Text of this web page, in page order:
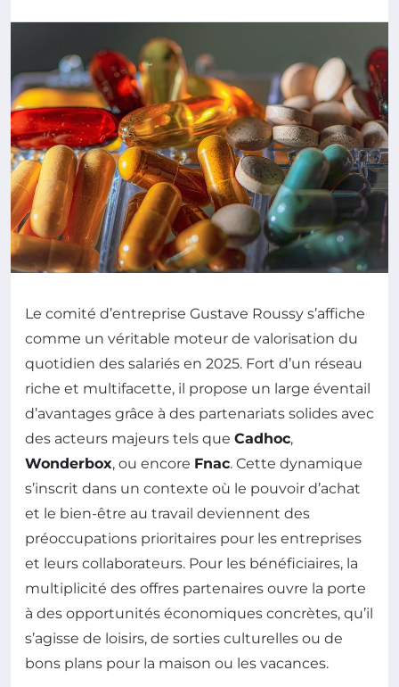
Le comité d’entreprise Gustave Roussy s’affiche
comme un véritable moteur de valorisation du
quotidien des salariés en 2025. Fort d’un réseau
riche et multifacette, il propose un large éventail
d’avantages grâce à des partenariats solides avec
des acteurs majeurs tels que Cadhoc,
Wonderbox, ou encore Fnac. Cette dynamique
s’inscrit dans un contexte où le pouvoir d’achat
et le bien-être au travail deviennent des
préoccupations prioritaires pour les entreprises
et leurs collaborateurs. Pour les bénéficiaires, la
multiplicité des offres partenaires ouvre la porte
à des opportunités économiques concrètes, qu’il
s’agisse de loisirs, de sorties culturelles ou de
bons plans pour la maison ou les vacances.